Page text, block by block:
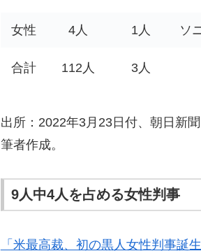
女性 4人 1人 ソ
合計 112人 3人
出所：2022年3月23日付、朝日新
筆者作成。
9人中4人を占める女性判事
「米最高裁、初の黒人女性判事誕